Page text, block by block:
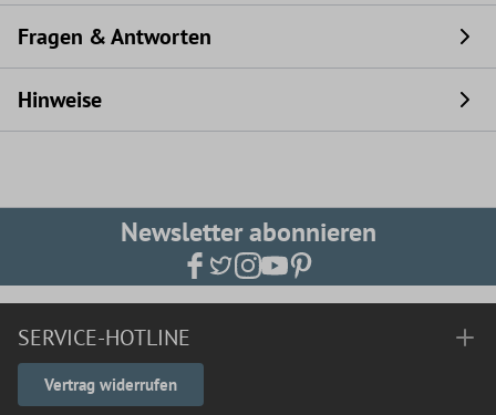
Fragen & Antworten
Hinweise
Newsletter abonnieren
SERVICE-HOTLINE
Vertrag widerrufen